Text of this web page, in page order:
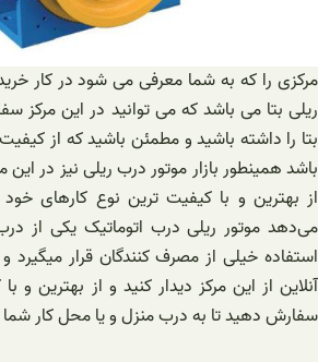
مرکزی را که به شما معرفی می شود در کار
ریلی بتا می باشد که می توانید در این مرکز
بتا را داشته باشید و مطمئن باشید که از
باشد همینطور بازار موتور درب ریلی نیز در این
از بهترین و با کیفیت ترین نوع کارهای
می‌دهد موتور ریلی درب اتوماتیک یکی از
استفاده خیلی از مصرف کنندگان قرار
آنلاین از این مرکز دیدار کنید و از بهترین
سفارش دهید تا به درب منزل و یا محل کار